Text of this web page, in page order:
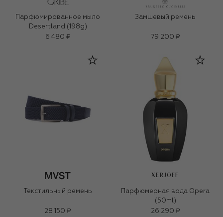
Парфюмированное мыло
Desertland (198g)
6 480 ₽
Замшевый ремень
79 200 ₽
Текстильный ремень
28 150 ₽
XERJOFF
Парфюмерная вода Opera
(50ml)
26 290 ₽